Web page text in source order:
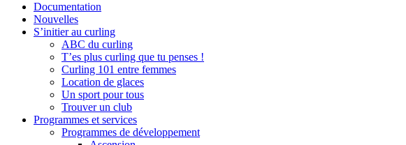
Documentation
Nouvelles
S’initier au curling
ABC du curling
T’es plus curling que tu penses !
Curling 101 entre femmes
Location de glaces
Un sport pour tous
Trouver un club
Programmes et services
Programmes de développement